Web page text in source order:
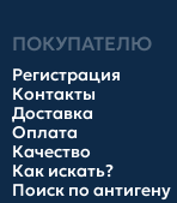
ПОКУПАТЕЛЮ
Регистрация
Контакты
Доставка
Оплата
Качество
Как искать?
Поиск по антигену